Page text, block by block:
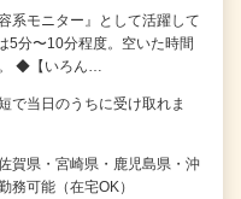
系モニター』として活躍して
5分〜10分程度。空いた時間
。 ◆【いろん…
当日のうちに受け取れま
県・宮崎県・鹿児島県・沖
務可能（在宅OK）